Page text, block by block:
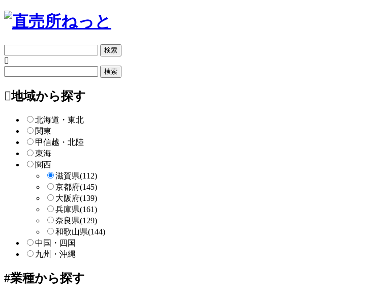
リ
索
ー
検地域から探す
北海道・東北
関東
甲信越・北陸
東海
関西
滋賀県(112)
京都府(145)
大阪府(139)
兵庫県(161)
奈良県(129)
和歌山県(144)
中国・四国
九州・沖縄
業種から探す